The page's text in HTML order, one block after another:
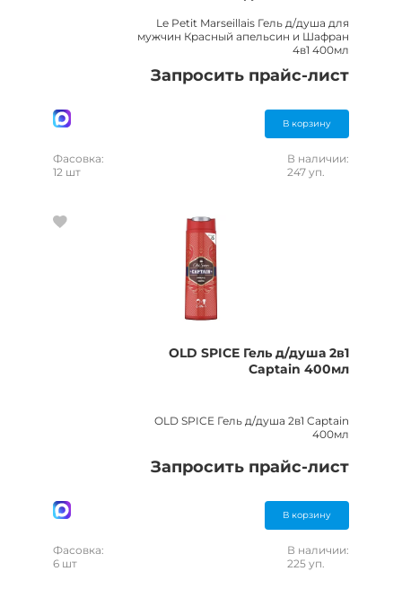
Le Petit Marseillais Гель д/душа для
мужчин Красный апельсин и Шафран
4в1 400мл
Запросить прайс-лист
В корзину
Фасовка:
12 шт
В наличии:
247 уп.
OLD SPICE Гель д/душа 2в1
Captain 400мл
OLD SPICE Гель д/душа 2в1 Captain
400мл
Запросить прайс-лист
В корзину
Фасовка:
6 шт
В наличии:
225 уп.